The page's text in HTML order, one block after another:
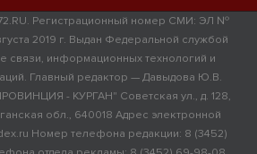
Регистрационный номер СМИ: ЭЛ №
2019 г. Выдан Федеральной службой
связи, информационных технологий и
Главный редактор — Давыдова Ю.В.
- КУРГАН" Советская ул., д. 128,
обл., 640018 Адрес электронной
Номер телефона редакции: 8 (3452)